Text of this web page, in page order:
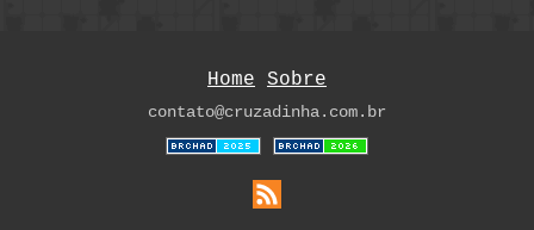
Home Sobre
contato@cruzadinha.com.br